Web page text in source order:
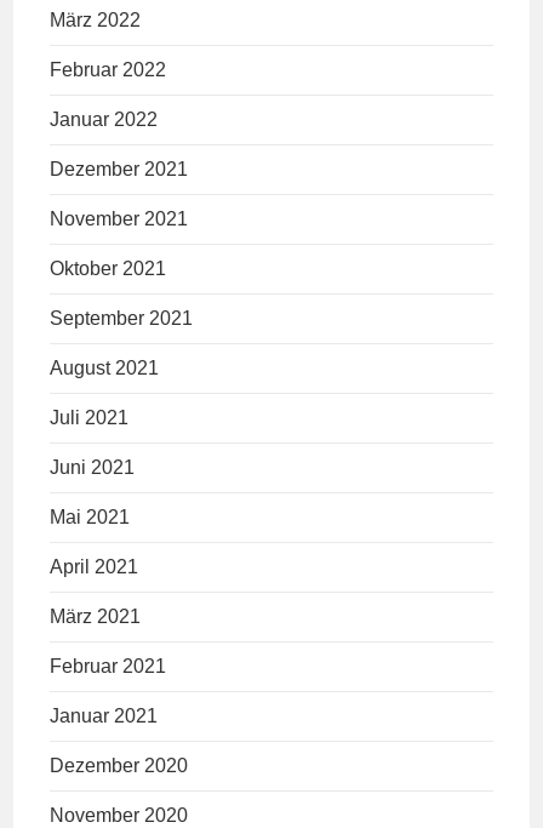
März 2022
Februar 2022
Januar 2022
Dezember 2021
November 2021
Oktober 2021
September 2021
August 2021
Juli 2021
Juni 2021
Mai 2021
April 2021
März 2021
Februar 2021
Januar 2021
Dezember 2020
November 2020